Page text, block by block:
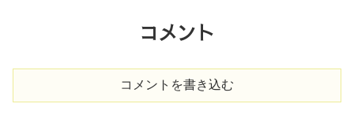
コメント
コメントを書き込む